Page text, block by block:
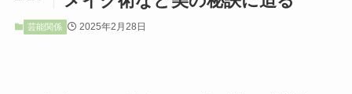
芸能関係 2025年2月28日